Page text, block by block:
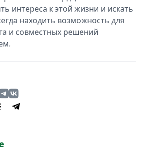
интереса к этой жизни и искать
находить возможность для
и совместных решений